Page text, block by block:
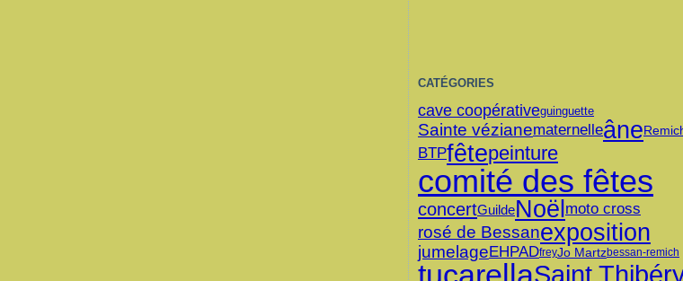
CATÉGORIES
cave coopérativeguinguette
Sainte vézianematernelleâne
BTPfêtepeinture
comité des fêtes
concertGuildeNoël moto cross
rosé de Bessanexposition
jumelageEHPADfreyJo Martzbessan-remich
Saint